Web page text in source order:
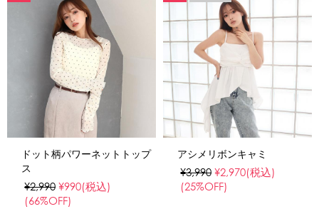
ドット柄パワーネットトップ
ス
¥2,990 ¥990(税込)
(66%OFF)
アシメリボンキャミ
¥3,990 ¥2,970(税込)
(25%OFF)